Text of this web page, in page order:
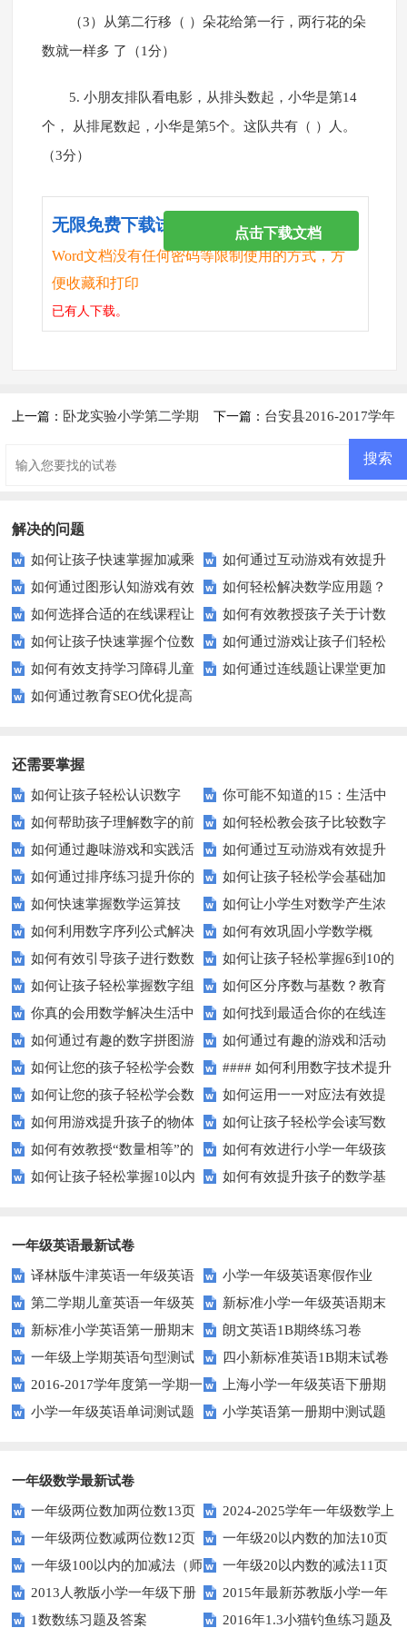
（3）从第二行移（ ）朵花给第一行，两行花的朵
数就一样多 了（1分）
5. 小朋友排队看电影，从排头数起，小华是第14
个， 从排尾数起，小华是第5个。这队共有（ ）人。
（3分）
无限免费下载试卷
Word文档没有任何密码等限制使用的方式，方
便收藏和打印
已有人下载。
点击下载文档
上一篇： 卧龙实验小学第二学期 下一篇： 台安县2016-2017学年
解决的问题
如何让孩子快速掌握加减乘
除？——实用技巧大揭秘！
如何通过互动游戏有效提升
孩子的数字识别能力？
如何通过图形认知游戏有效
提升孩子的空间想象力？
如何轻松解决数学应用题？
这里有你需要的所有技巧！
如何选择合适的在线课程让
一年级孩子的数学学习更有趣？
如何有效教授孩子关于计数
器位数的知识？
如何让孩子快速掌握个位数
与十位数？
如何通过游戏让孩子们轻松
学会数字排序？
如何有效支持学习障碍儿童
的教育？五步策略助力成长
如何通过连线题让课堂更加
如何通过教育SEO优化提高
还需要掌握
如何让孩子轻松认识数字
15？这些方法太实用了！
你可能不知道的15：生活中
隐藏的数学秘密？
如何帮助孩子理解数字的前
后顺序？
如何轻松教会孩子比较数字
大小？这些建议或许有帮助！
如何通过趣味游戏和实践活
动让孩子轻松掌握数字顺序？
如何通过互动游戏有效提升
孩子的数字识别能力？
如何通过排序练习提升你的
逻辑思维能力？
如何让孩子轻松学会基础加
减法？家长必看的实用技巧！
如何快速掌握数学运算技
巧？四则运算实战指南
如何让小学生对数学产生浓
厚兴趣？趣味数学活动大揭秘！
如何利用数字序列公式解决
复杂数学问题？
如何有效巩固小学数学概
念？
如何有效引导孩子进行数数
练习？家长必看的五大技巧
如何让孩子轻松掌握6到10的
数字读写？
如何让孩子轻松掌握数字组
成的奥秘？
如何区分序数与基数？教育
中这些知识点要知道！
你真的会用数学解决生活中
的难题吗？
如何找到最适合你的在线连
线游戏？
如何通过有趣的数字拼图游
戏提升孩子的数学能力？
如何通过有趣的游戏和活动
提升孩子的数字顺序技能？
如何让您的孩子轻松学会数
字大小比较？
#### 如何利用数字技术提升
在线学习效果？
如何让您的孩子轻松学会数
字大小比较？
如何运用一一对应法有效提
升学习效率？
如何用游戏提升孩子的物体
数量比较能力？
如何让孩子轻松学会读写数
字？试试这些有趣的方法！
如何有效教授“数量相等”的
概念？——提升孩子的数学思维
如何有效进行小学一年级孩
子的数学练习？
如何让孩子轻松掌握10以内
如何有效提升孩子的数学基
一年级英语最新试卷
译林版牛津英语一年级英语
1AB测试卷
小学一年级英语寒假作业
第二学期儿童英语一年级英
语期末试卷
新标准小学一年级英语期末
质量检测题
新标准小学英语第一册期末
测试题
朗文英语1B期终练习卷
一年级上学期英语句型测试
题
四小新标准英语1B期末试卷
2016-2017学年度第一学期一
起一年级英语期中试卷
上海小学一年级英语下册期
中试卷
小学一年级英语单词测试题 小学英语第一册期中测试题
一年级数学最新试卷
一年级两位数加两位数13页
2024-2025学年一年级数学上
册期末素养测评卷（考试版A4
人教版）
一年级两位数减两位数12页
一年级20以内数的加法10页
一年级100以内的加减法（师
版）
一年级20以内数的减法11页
2013人教版小学一年级下册
第三单元整理与复习（一）练习
2015年最新苏教版小学一年
级数学下册第一次月考试卷
1数数练习题及答案 2016年1.3小猫钓鱼练习题及